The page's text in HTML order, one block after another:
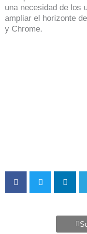
una necesidad de los
ampliar el horizonte
y Chrome.